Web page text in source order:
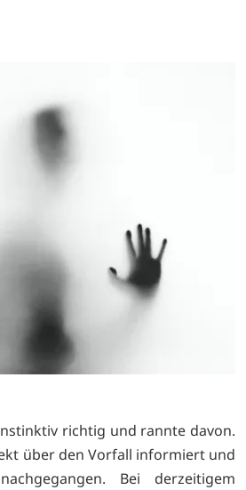
richtig und rannte davon.
über den Vorfall informiert und
Bei derzeitigem